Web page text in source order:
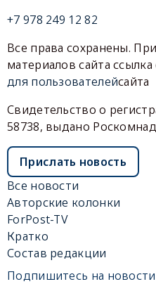
+7 978 249 12 82
Все права сохранены.
материалов сайта ссылка
для пользователейсайта
Свидетельство о
58738, выдано
Прислать новость
Все новости
Авторские колонки
ForPost-TV
Кратко
Состав редакции
Подпишитесь на